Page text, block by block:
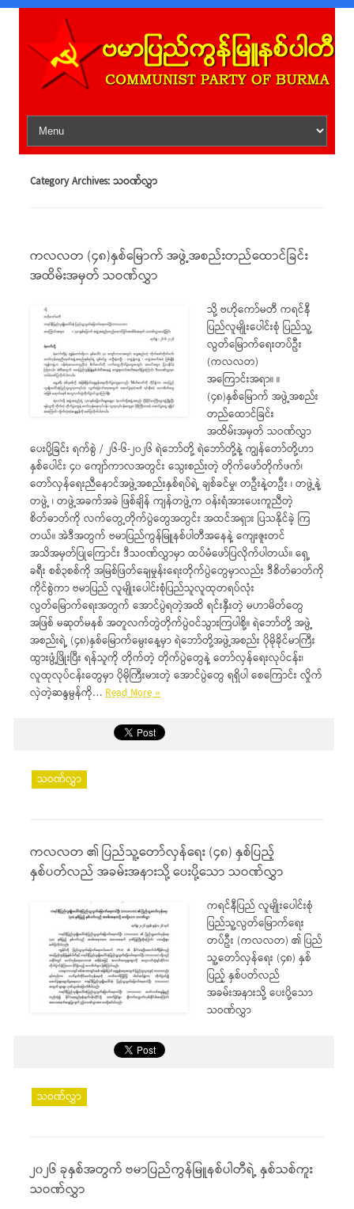
Skip to content
Category Archives:သဝဏ်လွှာ
ကလလတ (၄၈)နှစ်မြောက် အဖွဲ့အစည်းတည်ထောင်ခြင်း
အထိမ်းအမှတ် သဝဏ်လွှာ
သို့ ဗဟိုကော်မတီ ကရင်နီ
ပြည်လူမျိုးပေါင်းစုံ ပြည်သူ့
လွတ်မြောက်ရေးတပ်ဦး
(ကလလတ)
အကြောင်းအရာ။ ။
(၄၈)နှစ်မြောက် အဖွဲ့အစည်း
တည်ထောင်ခြင်း
အထိမ်းအမှတ် သဝဏ်လွှာ
ပေးပို့ခြင်း ရက်စွဲ / ၂၆-၆-၂၀၂၆ ရဲဘော်တို့ ရဲဘော်တို့နဲ့ ကျွန်တော်တို့ဟာ
နှစ်ပေါင်း ၄၀ ကျော်ကာလအတွင်း သွေးစည်းတဲ့ တိုက်ဖော်တိုက်ဖက်၊
တော်လှန်ရေးညီနောင်အဖွဲ့အစည်းနှစ်ရပ်ရဲ့ ချစ်ခင်မှု၊ တဦးနဲ့တဦး ၊ တဖွဲ့နဲ့
တဖွဲ့ ၊ တဖွဲ့အခက်အခဲ ဖြစ်ချိန် ကျန်တဖွဲ့က ဝန်းရံအားပေးကူညီတဲ့
စိတ်ဓာတ်ကို လက်တွေ့တိုက်ပွဲတွေအတွင်း အထင်အရှား ပြသနိုင်ခဲ့ ကြ
တယ်။ အဲဒီအတွက် ဗမာပြည်ကွန်မြူနစ်ပါတီအနေနဲ့ ကျေးဇူးတင်
အသိအမှတ်ပြုကြောင်း ဒီသဝဏ်လွှာမှာ ထပ်မံဖော်ပြလိုက်ပါတယ်။ ရှေ့
ခရီး စစ်၃စစ်ကို အမြစ်ဖြတ်ချေမှုန်းရေးတိုက်ပွဲတွေမှာလည်း ဒီစိတ်ဓာတ်ကို
ကိုင်စွဲကာ ဗမာပြည် လူမျိုးပေါင်းစုံပြည်သူလူထုတရပ်လုံး
လွတ်မြောက်ရေးအတွက် အောင်ပွဲရတဲ့အထိ ရင်းနှီးတဲ့ မဟာမိတ်တွေ
အဖြစ် မဆုတ်မနစ် အတူလက်တွဲတိုက်ပွဲဝင်သွားကြပါစို့။ ရဲဘော်တို့ အဖွဲ့
အစည်းရဲ့ (၄၈)နှစ်မြောက်မွေးနေ့မှာ ရဲဘော်တို့အဖွဲ့အစည်း ပိုမိုခိုင်မာကြီး
ထွားဖွံ့ဖြိုးပြီး ရန်သူကို တိုက်တဲ့ တိုက်ပွဲတွေနဲ့ တော်လှန်ရေးလုပ်ငန်း၊
လူထုလုပ်ငန်းတွေမှာ ပိုမိုကြီးမားတဲ့ အောင်ပွဲတွေ ရရှိပါ စေကြောင်း လှိုက်
လှဲတဲ့ဆန္ဒမွန်ကို…Read More »
သဝဏ်လွှာ
ကလလတ ၏ ပြည်သူ့တော်လှန်ရေး (၄၈) နှစ်ပြည့်
နှစ်ပတ်လည် အခမ်းအနားသို့ ပေးပို့သော သဝဏ်လွှာ
ကရင်နီပြည် လူမျိုးပေါင်းစုံ
ပြည်သူ့လွတ်မြောက်ရေး
တပ်ဦး (ကလလတ) ၏ ပြည်
သူ့တော်လှန်ရေး (၄၈) နှစ်
ပြည့် နှစ်ပတ်လည်
အခမ်းအနားသို့ ပေးပို့သော
သဝဏ်လွှာ
သဝဏ်လွှာ
၂၀၂၆ ခုနှစ်အတွက် ဗမာပြည်ကွန်မြူနစ်ပါတီရဲ့ နှစ်သစ်ကူး
သဝဏ်လွှာ